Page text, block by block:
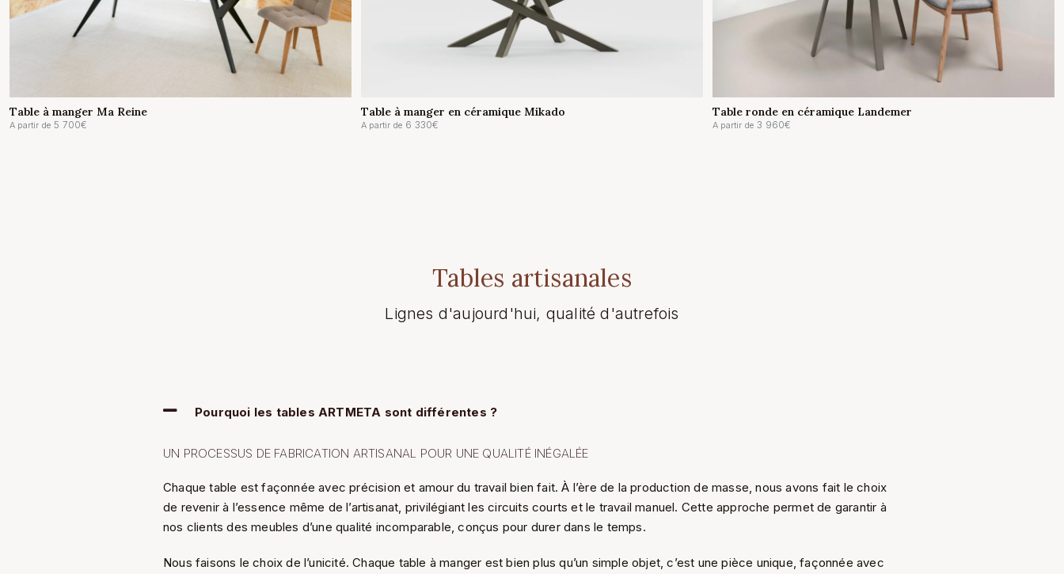
Table à manger Ma Reine
A partir de 5 700€
Table à manger en céramique Mikado
A partir de 6 330€
Table ronde en céramique Landemer
A partir de 3 960€
Tables artisanales
Lignes d'aujourd'hui, qualité d'autrefois
Pourquoi les tables ARTMETA sont différentes ?
UN PROCESSUS DE FABRICATION ARTISANAL POUR UNE QUALITÉ INÉGALÉE
Chaque table est façonnée avec précision et amour du travail bien fait. À l’ère de la production de masse, nous avons fait le choix
de revenir à l’essence même de l’artisanat, privilégiant les circuits courts et le travail manuel. Cette approche permet de garantir à
nos clients des meubles d’une qualité incomparable, conçus pour durer dans le temps.
Nous faisons le choix de l’unicité. Chaque table à manger est bien plus qu’un simple objet, c’est une pièce unique, façonnée avec